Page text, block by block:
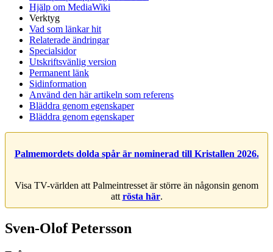
Hjälp om MediaWiki
Verktyg
Vad som länkar hit
Relaterade ändringar
Specialsidor
Utskriftsvänlig version
Permanent länk
Sidinformation
Använd den här artikeln som referens
Bläddra genom egenskaper
Bläddra genom egenskaper
Palmemordets dolda spår är nominerad till Kristallen 2026.
Visa TV-världen att Palmeintresset är större än någonsin genom
att rösta här.
Sven-Olof Petersson